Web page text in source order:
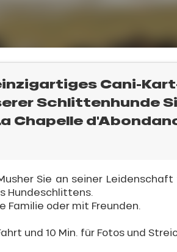
Cani-
Schlittenhunde
Chapelle
Sie an seiner
Hundeschlittens.
Familie oder mit Freunden.
und 10 Min. für Fotos und